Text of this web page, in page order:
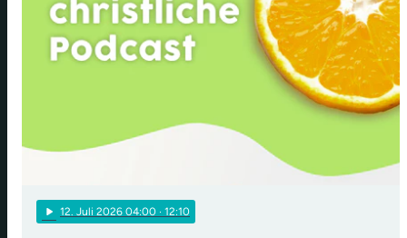
play_arrow 12. Juli 2026 04:00 · 12:10